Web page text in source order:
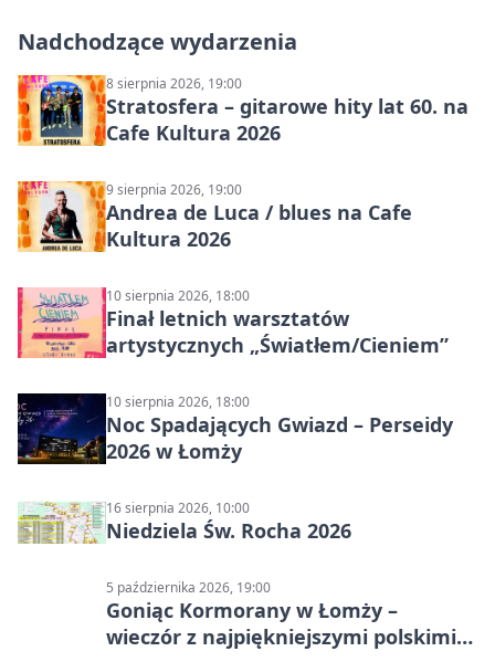
Nadchodzące wydarzenia
8 sierpnia 2026, 19:00
Stratosfera – gitarowe hity lat 60. na
Cafe Kultura 2026
9 sierpnia 2026, 19:00
Andrea de Luca / blues na Cafe
Kultura 2026
10 sierpnia 2026, 18:00
Finał letnich warsztatów
artystycznych „Światłem/Cieniem”
10 sierpnia 2026, 18:00
Noc Spadających Gwiazd – Perseidy
2026 w Łomży
16 sierpnia 2026, 10:00
Niedziela Św. Rocha 2026
5 października 2026, 19:00
Goniąc Kormorany w Łomży –
wieczór z najpiękniejszymi polskimi